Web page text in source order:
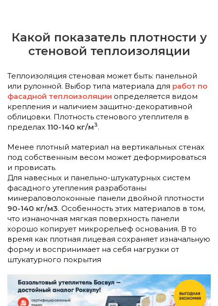
Какой показатель плотности у
стеновой теплоизоляции
Теплоизоляция стеновая может быть: панельной
или рулонной. Выбор типа материала для работ по
фасадной теплоизоляции определяется видом
крепления и наличием защитно-декоративной
облицовки. Плотность стенового утеплителя в
пределах 110-140 кг/м3.
Менее плотный материал на вертикальных стенах
под собственным весом может деформироваться
и провисать.
Для навесных и панельно-штукатурных систем
фасадного утепления разработаны
минераловолоконные панели двойной плотности
90-140 кг/м3. Особенность этих материалов в том,
что изнаночная мягкая поверхность панели
хорошо копирует микрорельеф основания. В то
время как плотная лицевая сохраняет изначальную
форму и воспринимает на себя нагрузки от
штукатурного покрытия